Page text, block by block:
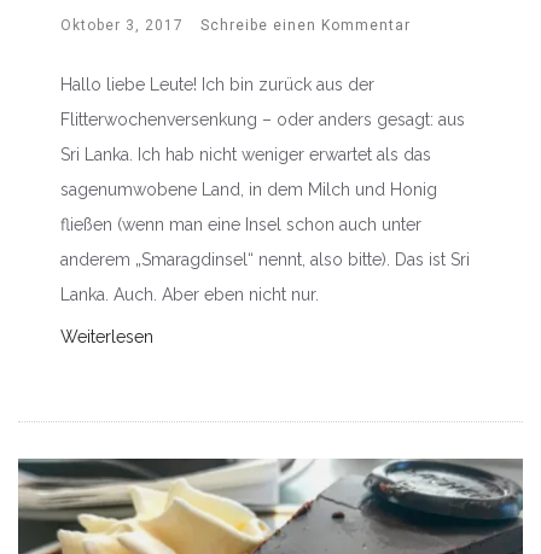
Oktober 3, 2017 Schreibe einen Kommentar
Hallo liebe Leute! Ich bin zurück aus der
Flitterwochenversenkung – oder anders gesagt: aus
Sri Lanka. Ich hab nicht weniger erwartet als das
sagenumwobene Land, in dem Milch und Honig
fließen (wenn man eine Insel schon auch unter
anderem „Smaragdinsel“ nennt, also bitte). Das ist Sri
Lanka. Auch. Aber eben nicht nur.
Weiterlesen